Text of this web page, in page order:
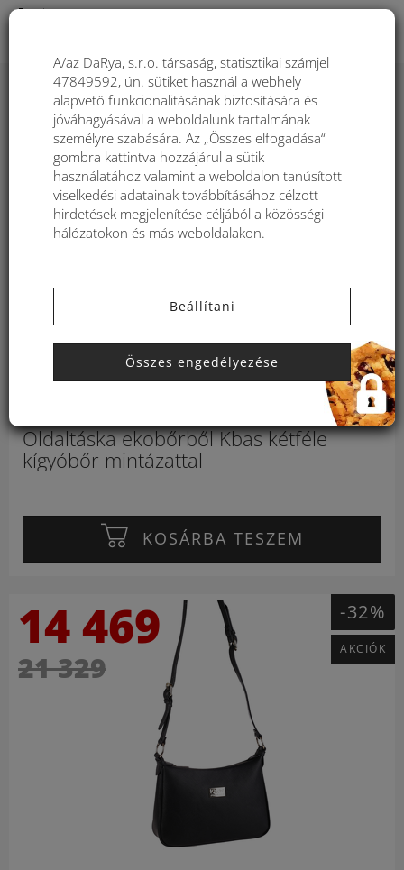
Sorrend 1 2 3 ...
17 139
23 999
Oldaltáska ekobőrből Kbas kétféle
kígyóbőr mintázattal
KOSÁRBA TESZEM
14 469
21 329
-32%
AKCIÓK
A/az DaRya, s.r.o. társaság, statisztikai számjel
47849592, ún. sütiket használ a webhely
alapvető funkcionalitásának biztosítására és
jóváhagyásával a weboldalunk tartalmának
személyre szabására. Az „Összes elfogadása“
gombra kattintva hozzájárul a sütik
használatához valamint a weboldalon tanúsított
viselkedési adatainak továbbításához célzott
hirdetések megjelenítése céljából a közösségi
hálózatokon és más weboldalakon.
Beállítani
Összes engedélyezése